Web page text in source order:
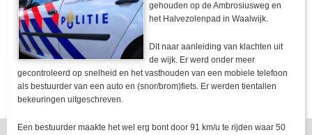
gehouden op de Ambrosiusweg en
het Halvezolenpad in Waalwijk.
Dit naar aanleiding van klachten uit
de wijk. Er werd onder meer
gecontroleerd op snelheid en het vasthouden van een mobiele telefoon
als bestuurder van een auto en (snor/brom)fiets. Er werden tientallen
bekeuringen uitgeschreven.
Een bestuurder maakte het wel erg bont door 91 km/u te rijden waar 50